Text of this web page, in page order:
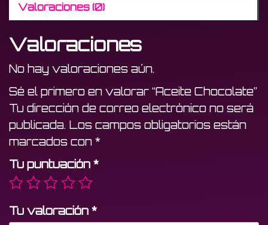
Valoraciones (0)
Valoraciones
No hay valoraciones aún.
Sé el primero en valorar “Aceite Chocolate”
Tu dirección de correo electrónico no será
publicada. Los campos obligatorios están
marcados con *
Tu puntuación *
Tu valoración *